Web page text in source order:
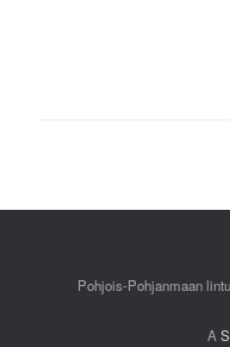
Pohjois-Pohjanmaan
A